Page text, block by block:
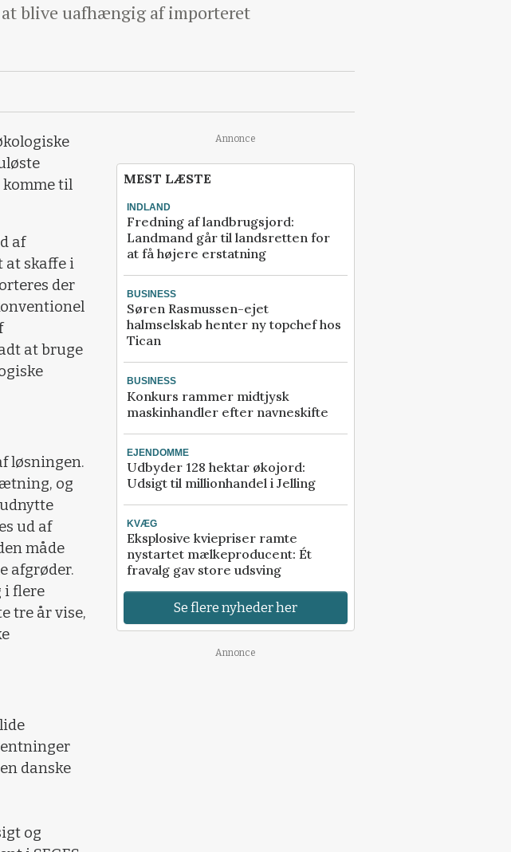
blive uafhængig af importeret
komme til
af
at skaffe i
der
at bruge
løsningen.
og
ud af
måde
afgrøder.
i flere
tre år vise,
danske
og
Annonce
MEST LÆSTE
INDLAND
Fredning af landbrugsjord:
Landmand går til landsretten for
at få højere erstatning
BUSINESS
Søren Rasmussen-ejet
halmselskab henter ny topchef hos
Tican
BUSINESS
Konkurs rammer midtjysk
maskinhandler efter navneskifte
EJENDOMME
Udbyder 128 hektar økojord:
Udsigt til millionhandel i Jelling
KVÆG
Eksplosive kviepriser ramte
nystartet mælkeproducent: Ét
fravalg gav store udsving
Se flere nyheder her
Annonce